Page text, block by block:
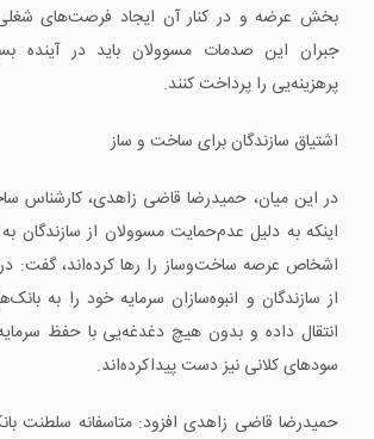
بخش عرضه و در کنار آن ایجاد فرصت‌های شغلی
جبران این صدمات مسوولان باید در آینده
پرهزینه‌یی را پرداخت کنند.
اشتیاق سازندگان برای ساخت و ساز
در این میان، حمیدرضا قاضی زاهدی، کارشناس
اینکه به دلیل عدم‌حمایت مسوولان از سازندگان
اشخاص عرصه ساخت‌وساز را رها کرده‌اند، گفت:
از سازندگان و انبوه‌سازان سرمایه خود را به
انتقال داده و بدون هیچ دغدغه‌یی با حفظ
سودهای کلانی نیز دست پیداکرده‌اند.
حمیدرضا قاضی زاهدی افزود: متاسفانه سلطنت